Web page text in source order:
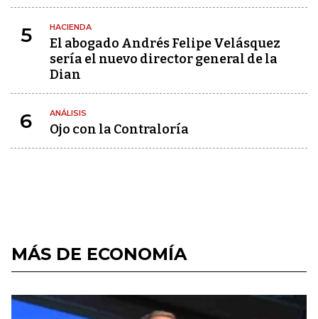
5 HACIENDA
El abogado Andrés Felipe Velásquez
sería el nuevo director general de la
Dian
6 ANÁLISIS
Ojo con la Contraloría
MÁS DE ECONOMÍA